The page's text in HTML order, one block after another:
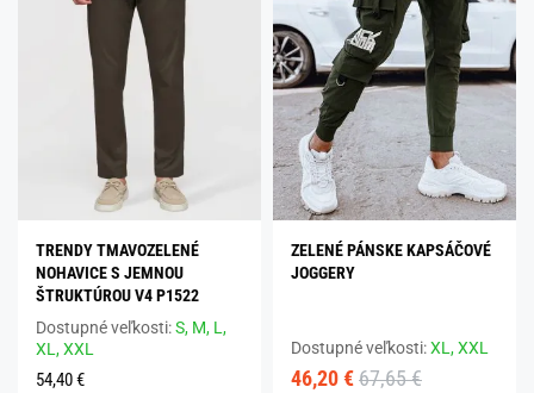
TRENDY TMAVOZELENÉ
NOHAVICE S JEMNOU
ŠTRUKTÚROU V4 P1522
Dostupné veľkosti:S, M, L,
XL,XXL
54,40 €
ZELENÉ PÁNSKE KAPSÁČOVÉ
JOGGERY
Dostupné veľkosti:XL,XXL
46,20 € 67,65 €